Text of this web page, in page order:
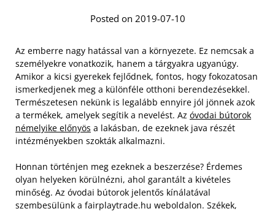
Posted on 2019-07-10
Az emberre nagy hatással van a környezete. Ez nemcsak a
személyekre vonatkozik, hanem a tárgyakra ugyanúgy.
Amikor a kicsi gyerekek fejlődnek, fontos, hogy fokozatosan
ismerkedjenek meg a különféle otthoni berendezésekkel.
Természetesen nekünk is legalább ennyire jól jönnek azok
a termékek, amelyek segítik a nevelést. Az óvodai bútorok
némelyike előnyös a lakásban, de ezeknek java részét
intézményekben szokták alkalmazni.
Honnan történjen meg ezeknek a beszerzése? Érdemes
olyan helyeken körülnézni, ahol garantált a kivételes
minőség. Az óvodai bútorok jelentős kínálatával
szembesülünk a fairplaytrade.hu weboldalon. Székek,